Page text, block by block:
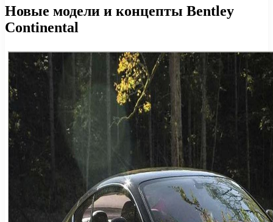
Новые модели и концепты Bentley
Continental